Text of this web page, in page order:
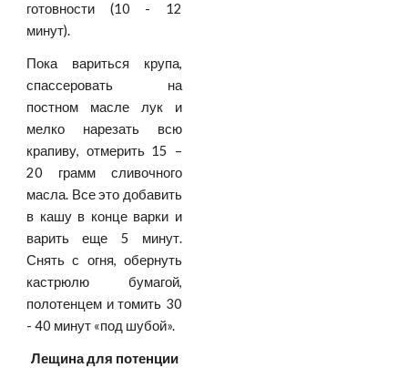
готовности (10 - 12
минут).
Пока вариться крупа,
спассеровать на
постном масле лук и
мелко нарезать всю
крапиву, отмерить 15 –
20 грамм сливочного
масла. Все это добавить
в кашу в конце варки и
варить еще 5 минут.
Снять с огня, обернуть
кастрюлю бумагой,
полотенцем и томить 30
- 40 минут «под шубой».
Лещина для потенции